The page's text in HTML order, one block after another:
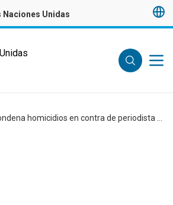
Naciones Unidas
la ruta de navegación